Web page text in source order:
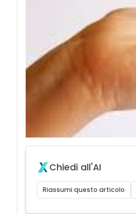
Chiedi all'AI
Riassumi questo articolo